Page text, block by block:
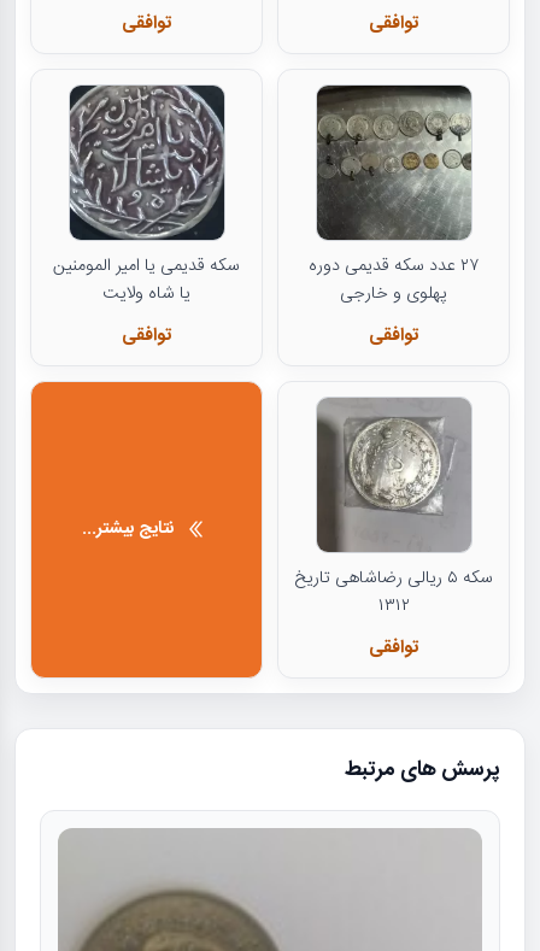
توافقی توافقی
۲۷ عدد سکه قدیمی دوره
پهلوی و خارجی
توافقی
سکه قدیمی یا امیر المومنین
یا شاه ولایت
توافقی
سکه ۵ ریالی رضاشاهی تاریخ
۱۳۱۲
توافقی
نتایج بیشتر...
پرسش های مرتبط